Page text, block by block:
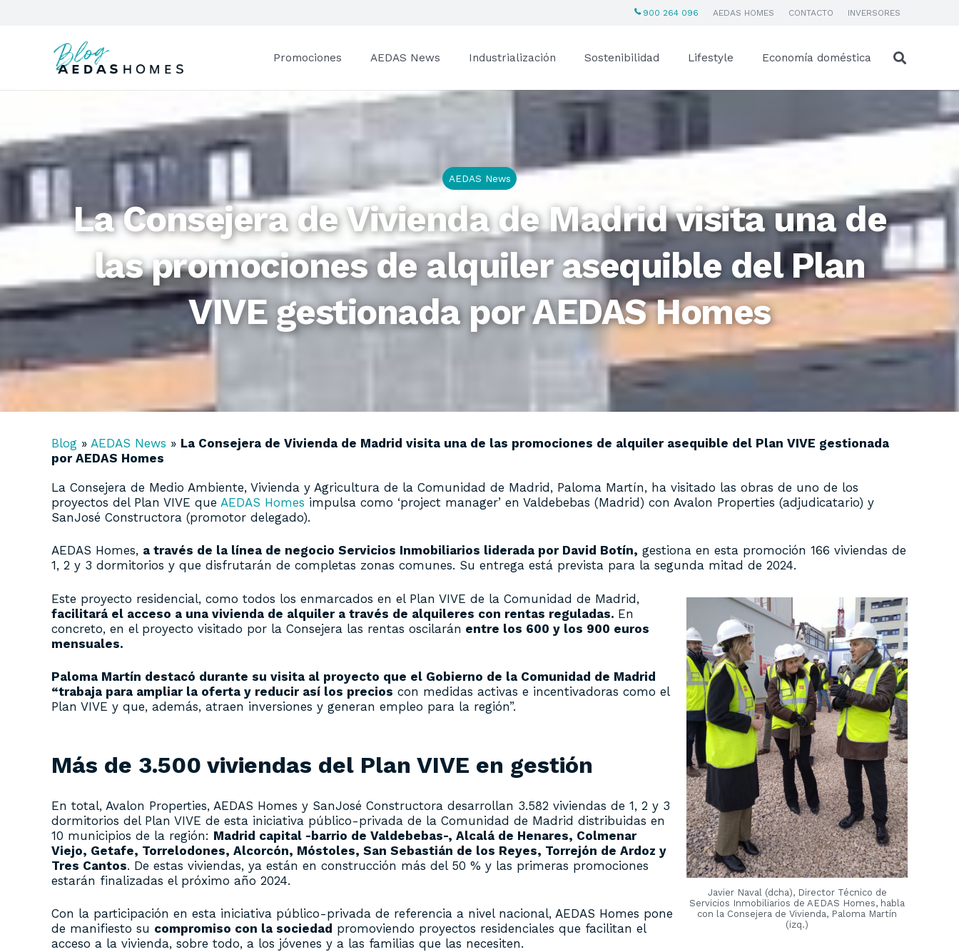
900 264 096 AEDAS HOMES CONTACTO INVERSORES
Promociones AEDAS News Industrialización Sostenibilidad Lifestyle Economía doméstica
AEDAS News
La Consejera de Vivienda de Madrid visita una de
las promociones de alquiler asequible del Plan
VIVE gestionada por AEDAS Homes
Blog » AEDAS News » La Consejera de Vivienda de Madrid visita una de las promociones de alquiler asequible del Plan VIVE gestionada
por AEDAS Homes
La Consejera de Medio Ambiente, Vivienda y Agricultura de la Comunidad de Madrid, Paloma Martín, ha visitado las obras de uno de los
proyectos del Plan VIVE que AEDAS Homes impulsa como ‘project manager’ en Valdebebas (Madrid) con Avalon Properties (adjudicatario) y
SanJosé Constructora (promotor delegado).
AEDAS Homes, a través de la línea de negocio Servicios Inmobiliarios liderada por David Botín, gestiona en esta promoción 166 viviendas de
1, 2 y 3 dormitorios y que disfrutarán de completas zonas comunes. Su entrega está prevista para la segunda mitad de 2024.
Javier Naval (dcha), Director Técnico de
Servicios Inmobiliarios de AEDAS Homes, habla
con la Consejera de Vivienda, Paloma Martín
(izq.)
Este proyecto residencial, como todos los enmarcados en el Plan VIVE de la Comunidad de Madrid,
facilitará el acceso a una vivienda de alquiler a través de alquileres con rentas reguladas. En
concreto, en el proyecto visitado por la Consejera las rentas oscilarán entre los 600 y los 900 euros
mensuales.
Paloma Martín destacó durante su visita al proyecto que el Gobierno de la Comunidad de Madrid
“trabaja para ampliar la oferta y reducir así los precios con medidas activas e incentivadoras como el
Plan VIVE y que, además, atraen inversiones y generan empleo para la región”.
Más de 3.500 viviendas del Plan VIVE en gestión
En total, Avalon Properties, AEDAS Homes y SanJosé Constructora desarrollan 3.582 viviendas de 1, 2 y 3
dormitorios del Plan VIVE de esta iniciativa público-privada de la Comunidad de Madrid distribuidas en
10 municipios de la región: Madrid capital -barrio de Valdebebas-, Alcalá de Henares, Colmenar
Viejo, Getafe, Torrelodones, Alcorcón, Móstoles, San Sebastián de los Reyes, Torrejón de Ardoz y
Tres Cantos. De estas viviendas, ya están en construcción más del 50 % y las primeras promociones
estarán finalizadas el próximo año 2024.
Con la participación en esta iniciativa público-privada de referencia a nivel nacional, AEDAS Homes pone
de manifiesto su compromiso con la sociedad promoviendo proyectos residenciales que facilitan el
acceso a la vivienda, sobre todo, a los jóvenes y a las familias que las necesiten.